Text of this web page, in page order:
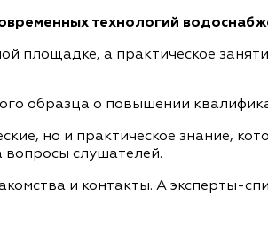
технологий
площадке, а практическое
образца о повышении
но и практическое знание,
вопросы слушателей.
и контакты. А эксперты-